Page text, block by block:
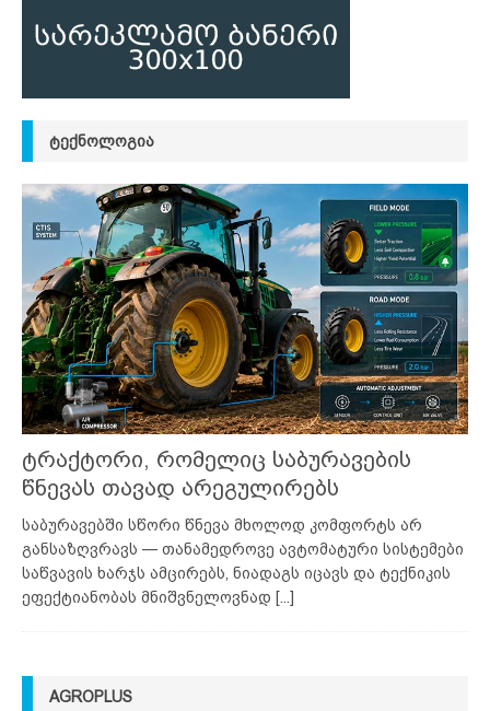
ᲢᲔᲥᲜᲝᲚᲝᲒᲘᲐ
ტრაქტორი, რომელიც საბურავების
წნევას თავად არეგულირებს
საბურავებში სწორი წნევა მხოლოდ კომფორტს არ
განსაზღვრავს — თანამედროვე ავტომატური სისტემები
საწვავის ხარჯს ამცირებს, ნიადაგს იცავს და ტექნიკის
ეფექტიანობას მნიშვნელოვნად [...]
AGROPLUS